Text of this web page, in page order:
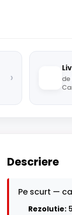
›
de
Descriere
Pe scurt —
Rezolutie: